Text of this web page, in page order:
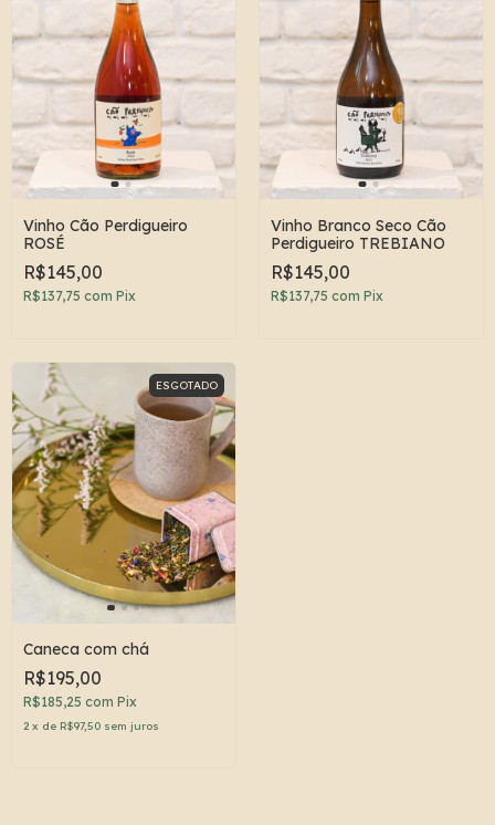
Vinho Cão Perdigueiro
ROSÉ
R$145,00
R$137,75 com Pix
Vinho Branco Seco Cão
Perdigueiro TREBIANO
R$145,00
R$137,75 com Pix
ESGOTADO
Caneca com chá
R$195,00
R$185,25 com Pix
2 x de R$97,50 sem juros